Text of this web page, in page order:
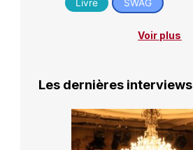
Livre SWAG
Voir plus
Les dernières interviews